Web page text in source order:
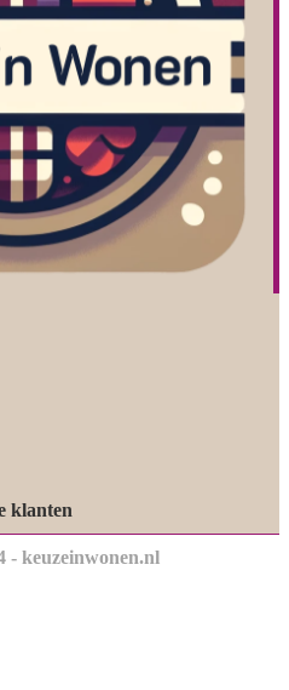
klanten
- keuzeinwonen.nl